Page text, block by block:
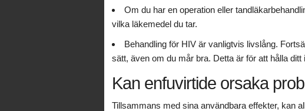
Om du har en operation eller
vilka läkemedel du tar.
Behandling för HIV är vanligtvis livslång.
sätt, även om du mår bra. Detta är för att hålla
Kan enfuvirtide orsaka
Tillsammans med sina användbara effekter, kan